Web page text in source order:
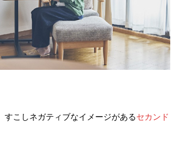
すこしネガティブなイメージがあるセカンド